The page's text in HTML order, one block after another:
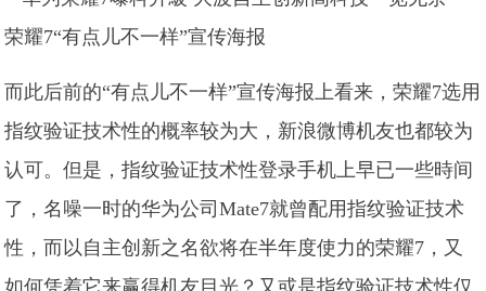
荣耀7“有点儿不一样”宣传海报
而此后前的“有点儿不一样”宣传海报上看来，荣耀7选用
指纹验证技术性的概率较为大，新浪微博机友也都较为
认可。但是，指纹验证技术性登录手机上早已一些時间
了，名噪一时的华为公司Mate7就曾配用指纹验证技术
性，而以自主创新之名欲将在半年度使力的荣耀7，又
如何凭着它来赢得机友目光？又或是指纹验证技术性仅